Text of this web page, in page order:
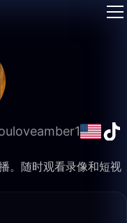
。随时观看录像和短视